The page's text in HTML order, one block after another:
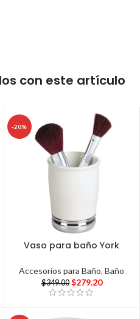
con este artículo
-20%
Vaso para baño York
Accesorios para Baño,Baño
$349.00 $279.20